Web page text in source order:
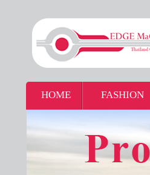
HOME FASHION